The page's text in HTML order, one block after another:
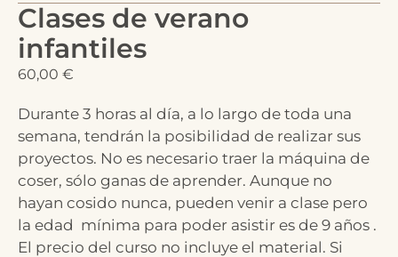
Clases de verano
infantiles
60,00 €
Durante 3 horas al día, a lo largo de toda una
semana, tendrán la posibilidad de realizar sus
proyectos. No es necesario traer la máquina de
coser, sólo ganas de aprender. Aunque no
hayan cosido nunca, pueden venir a clase pero
la edad mínima para poder asistir es de 9 años .
El precio del curso no incluye el material. Si